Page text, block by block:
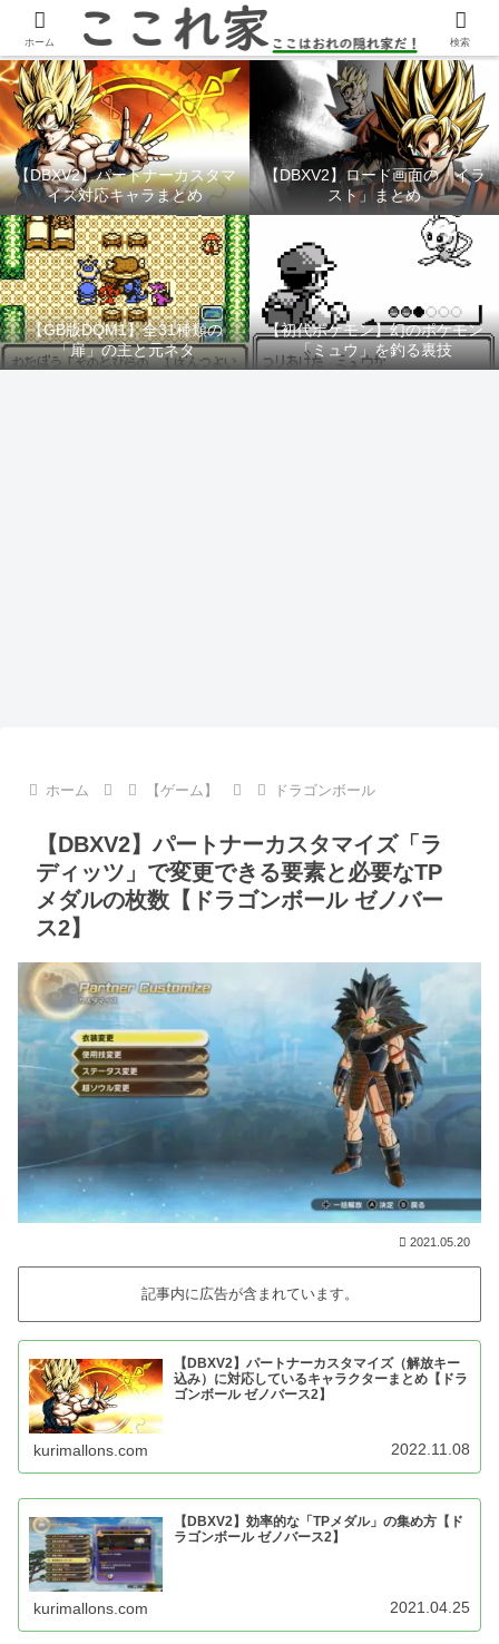
YouTubeチャンネル「ここれ家」
【DBXV2】パートナーカスタマ
イズ対応キャラまとめ
【DBXV2】ロード画面の「イラ
スト」まとめ
【GB版DQM1】全31種類の
「扉」の主と元ネタ
【初代ポケモン】幻のポケモン
「ミュウ」を釣る裏技
ホーム 【ゲーム】 ドラゴンボール
【DBXV2】パートナーカスタマイズ「ラ
ディッツ」で変更できる要素と必要なTP
メダルの枚数【ドラゴンボール ゼノバー
ス2】
2021.05.20
記事内に広告が含まれています。
【DBXV2】パートナーカスタマイズ（解放キー
込み）に対応しているキャラクターまとめ【ドラ
ゴンボール ゼノバース2】
kurimallons.com 2022.11.08
【DBXV2】効率的な「TPメダル」の集め方【ド
ラゴンボール ゼノバース2】
kurimallons.com 2021.04.25
ホーム 検索